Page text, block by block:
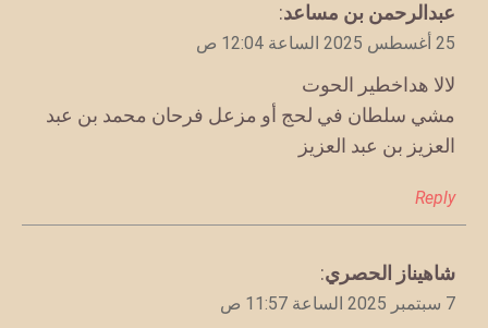
يقول
عبدالرحمن بن مساعد:
25 أغسطس 2025 الساعة 12:04 ص
لالا هداخطير الحوت
مشي سلطان في لحج أو مزعل فرحان محمد بن عبد
العزيز بن عبد العزيز
Reply
يقول
شاهيناز الحصري:
7 سبتمبر 2025 الساعة 11:57 ص